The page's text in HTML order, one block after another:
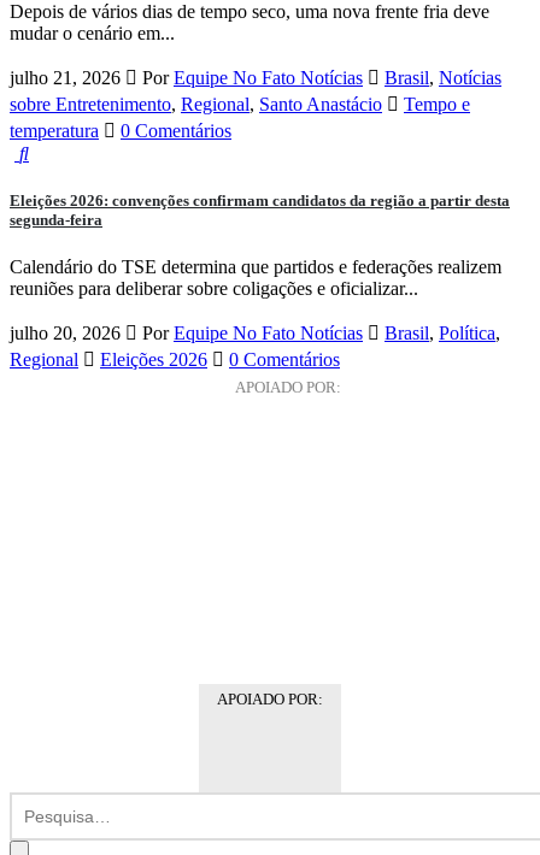
Depois de vários dias de tempo seco, uma nova frente fria deve
mudar o cenário em...
julho 21, 2026 Por Equipe No Fato Notícias Brasil, Notícias
sobre Entretenimento, Regional, Santo Anastácio
Tempo e
temperatura
0 Comentários
Eleições 2026: convenções confirmam candidatos da região a partir desta
segunda-feira
Calendário do TSE determina que partidos e federações realizem
reuniões para deliberar sobre coligações e oficializar...
julho 20, 2026 Por Equipe No Fato Notícias Brasil, Política,
Regional
Eleições 2026 0 Comentários
APOIADO POR:
APOIADO POR: